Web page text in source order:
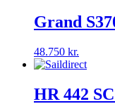
Grand
48.750 kr.
HR 442